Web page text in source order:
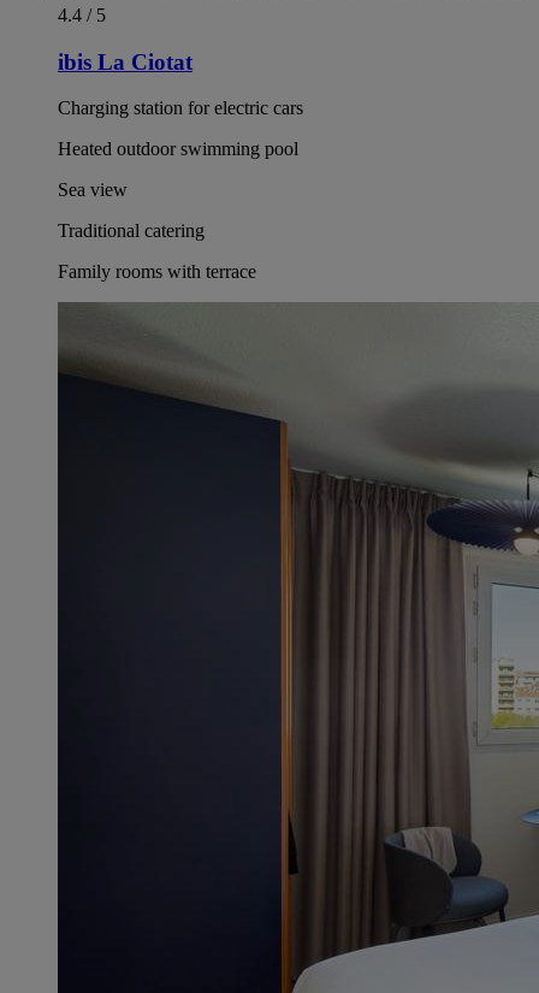
4.4 / 5
ibis La Ciotat
Charging station for electric cars
Heated outdoor swimming pool
Sea view
Traditional catering
Family rooms with terrace